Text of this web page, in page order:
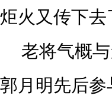
炬火又传下去
老将气概
郭月明先后参